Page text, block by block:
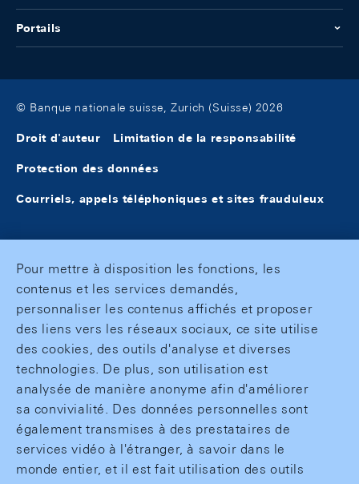
Portails
© Banque nationale suisse, Zurich (Suisse) 2026
Droit d'auteur Limitation de la responsabilité
Protection des données
Courriels, appels téléphoniques et sites frauduleux
Pour mettre à disposition les fonctions, les
contenus et les services demandés,
personnaliser les contenus affichés et proposer
des liens vers les réseaux sociaux, ce site utilise
des cookies, des outils d'analyse et diverses
technologies. De plus, son utilisation est
analysée de manière anonyme afin d'améliorer
sa convivialité. Des données personnelles sont
également transmises à des prestataires de
services vidéo à l'étranger, à savoir dans le
monde entier, et il est fait utilisation des outils